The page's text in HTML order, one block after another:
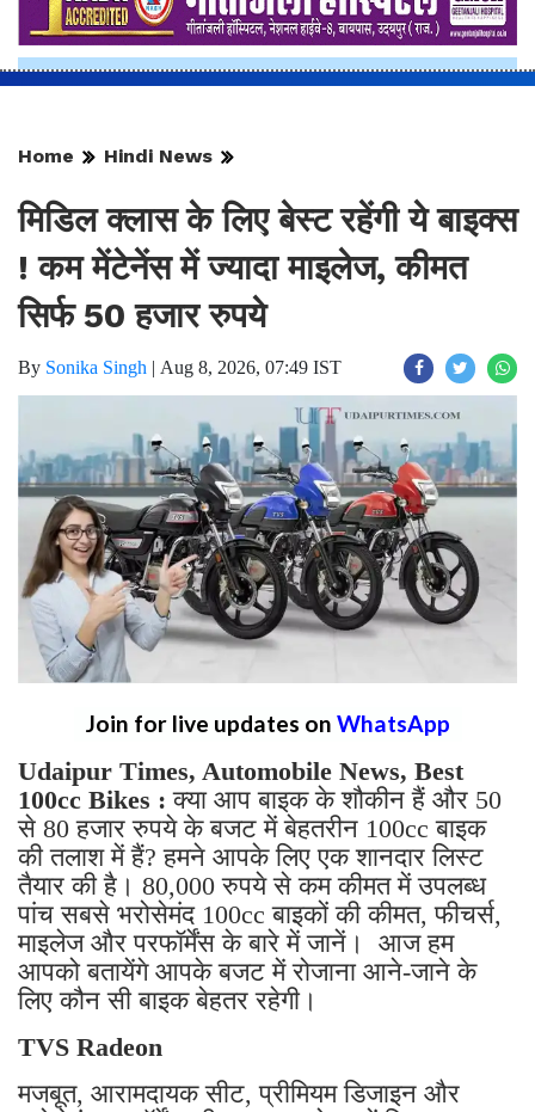
Home Hindi News
मिडिल क्लास के लिए बेस्ट रहेंगी ये बाइक्स
! कम मेंटेनेंस में ज्यादा माइलेज, कीमत
सिर्फ 50 हजार रुपये
By Sonika Singh | Aug 8, 2026, 07:49 IST
Join for live updates on WhatsApp
Udaipur Times, Automobile News, Best
100cc Bikes :क्या आप बाइक के शौकीन हैं और 50
से 80 हजार रुपये के बजट में बेहतरीन 100cc बाइक
की तलाश में हैं? हमने आपके लिए एक शानदार लिस्ट
तैयार की है। 80,000 रुपये से कम कीमत में उपलब्ध
पांच सबसे भरोसेमंद 100cc बाइकों की कीमत, फीचर्स,
माइलेज और परफॉर्मेंस के बारे में जानें। आज हम
आपको बतायेंगे आपके बजट में रोजाना आने-जाने के
लिए कौन सी बाइक बेहतर रहेगी।
TVS Radeon
मजबूत, आरामदायक सीट, प्रीमियम डिजाइन और